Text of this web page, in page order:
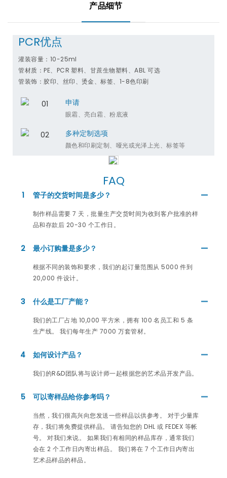
产品细节
PCR优点
灌装容量：10-25ml
管材质：PE、PCR 塑料、甘蔗生物塑料、ABL 可选
管装饰：胶印、丝印、烫金、标签、1-8色印刷
申请
眼霜、亮白霜、粉底液
多种定制选项
颜色和印刷定制、哑光或光泽上光、标签等
FAQ
1 管子的交货时间是多少？
制作样品需要 7 天，批量生产交货时间为收到客户批准的样
品和存款后 20-30 个工作日。
2 最小订购量是多少？
根据不同的装饰和要求，我们的起订量范围从 5000 件到
20,000 件设计。
3 什么是工厂产能？
我们的工厂占地 10,000 平方米，拥有 100 名员工和 5 条
生产线。 我们每年生产 7000 万套管材。
4 如何设计产品？
我们的R&D团队将与设计师一起根据您的艺术品开发产品。
5 可以寄样品给你参考吗？
当然，我们很高兴向您发送一些样品以供参考。 对于少量库
存，我们将免费提供样品。 请告知您的 DHL 或 FEDEX 等帐
号。 对我们来说。 如果我们有相同的样品库存，通常我们
会在 2 个工作日内寄出样品。 我们将在 7 个工作日内寄出
艺术品样品的样品。